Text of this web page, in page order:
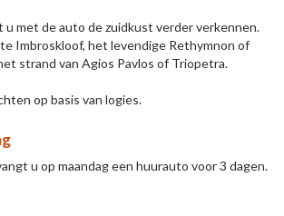
met de auto de zuidkust verder verkennen.
Imbroskloof, het levendige Rethymnon of
strand van Agios Pavlos of Triopetra.
op basis van logies.
u op maandag een huurauto voor 3 dagen.